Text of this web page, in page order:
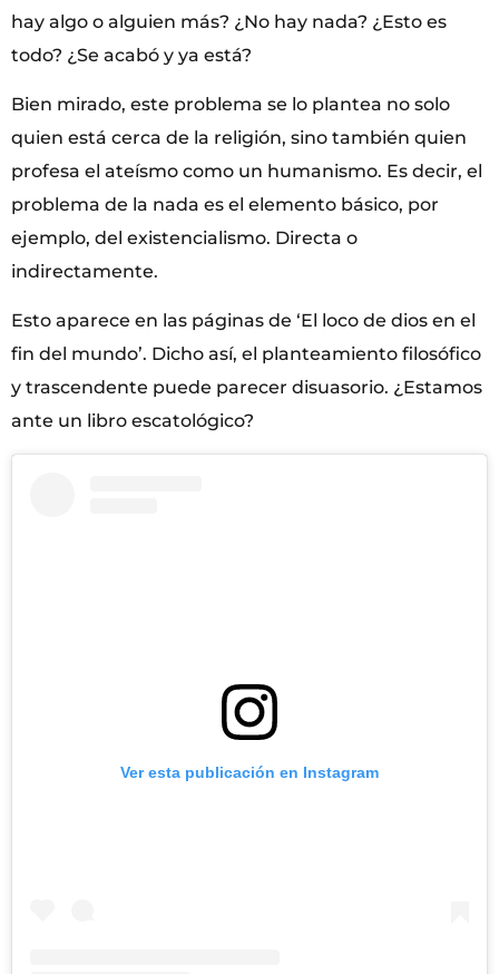
hay algo o alguien más? ¿No hay nada? ¿Esto es
todo? ¿Se acabó y ya está?
Bien mirado, este problema se lo plantea no solo
quien está cerca de la religión, sino también quien
profesa el ateísmo como un humanismo. Es decir, el
problema de la nada es el elemento básico, por
ejemplo, del existencialismo. Directa o
indirectamente.
Esto aparece en las páginas de ‘El loco de dios en el
fin del mundo’. Dicho así, el planteamiento filosófico
y trascendente puede parecer disuasorio. ¿Estamos
ante un libro escatológico?
Ver esta publicación en Instagram